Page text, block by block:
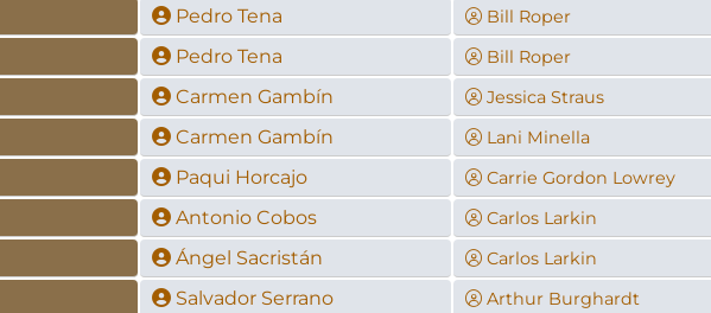
Pedro Tena Bill Roper
Pedro Tena Bill Roper
Carmen Gambín Jessica Straus
Carmen Gambín Lani Minella
Paqui Horcajo Carrie Gordon Lowrey
Antonio Cobos Carlos Larkin
Ángel Sacristán Carlos Larkin
Salvador Serrano Arthur Burghardt